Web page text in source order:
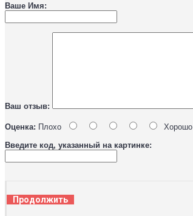
Ваше Имя:
Ваш отзыв:
Оценка: Плохо
Хорошо
Введите код, указанный на картинке:
Продолжить